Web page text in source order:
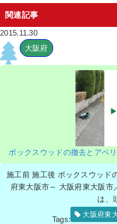
関連記事
2015.11.30
大阪府
ボックスウッドの撤去とアベ
施工前 施工後 ボックスウッド
府東大阪市～ 大阪府東大阪
は、
Tags:
大阪府東